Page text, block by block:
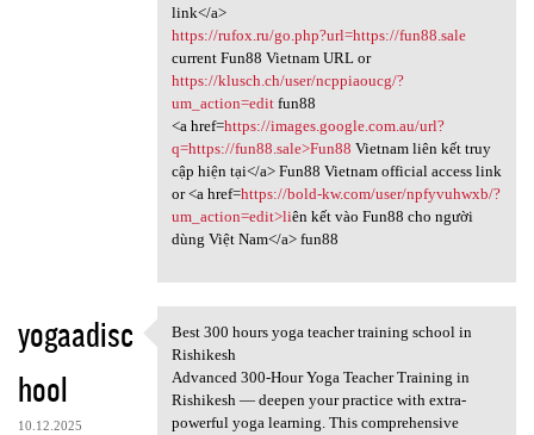
link</a>
https://rufox.ru/go.php?url=https://fun88.sale
current Fun88 Vietnam URL or
https://klusch.ch/user/ncppiaoucg/?
um_action=editfun88
<a href=https://images.google.com.au/url?
q=https://fun88.sale>Fun88 Vietnam liên kết truy
cập hiện tại</a> Fun88 Vietnam official access link
or <a href=https://bold-kw.com/user/npfyvuhwxb/?
um_action=edit>liên kết vào Fun88 cho người
dùng Việt Nam</a> fun88
yogaadisc
hool
10.12.2025
Best 300 hours yoga teacher
Best 300 hours yoga teacher training school in
Rishikesh
Advanced 300-Hour Yoga Teacher Training in
Rishikesh — deepen your practice with extra-
powerful yoga learning. This comprehensive